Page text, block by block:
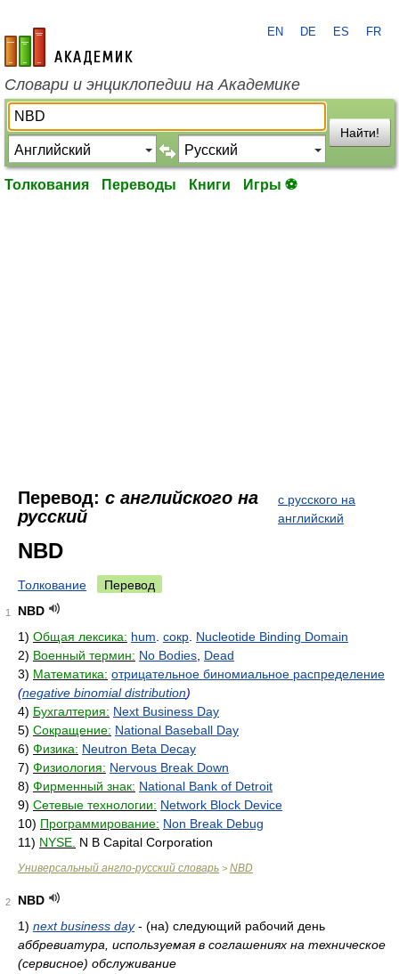
academic.ru
EN DE ES FR
Словари и энциклопедии на Академике
Найти!
Толкования Переводы Книги Игры ⚽
Перевод: с английского на
русский
с русского на
английский
NBD
Толкование Перевод
1
NBD
1) Общая лексика: hum сокр Nucleotide Binding Domain
2) Военный термин: No Bodies Dead
3) Математика: отрицательное биномиальное распределение
(negative binomial distribution)
4) Бухгалтерия: Next Business Day
5) Сокращение: National Baseball Day
6) Физика: Neutron Beta Decay
7) Физиология: Nervous Break Down
8) Фирменный знак: National Bank of Detroit
9) Сетевые технологии: Network Block Device
10) Программирование: Non Break Debug
11) NYSE. N B Capital Corporation
Универсальный англо-русский словарь > NBD
2
NBD
1) next business day- (на) следующий рабочий день
аббревиатура, используемая в соглашениях на техническое
(сервисное) обслуживание